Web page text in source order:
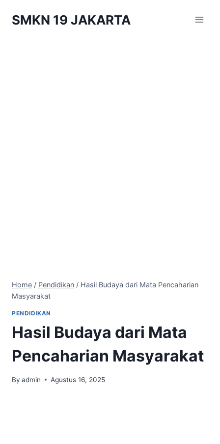
SMKN 19 JAKARTA
Home / Pendidikan / Hasil Budaya dari Mata Pencaharian
Masyarakat
PENDIDIKAN
Hasil Budaya dari Mata
Pencaharian Masyarakat
By admin Agustus 16, 2025